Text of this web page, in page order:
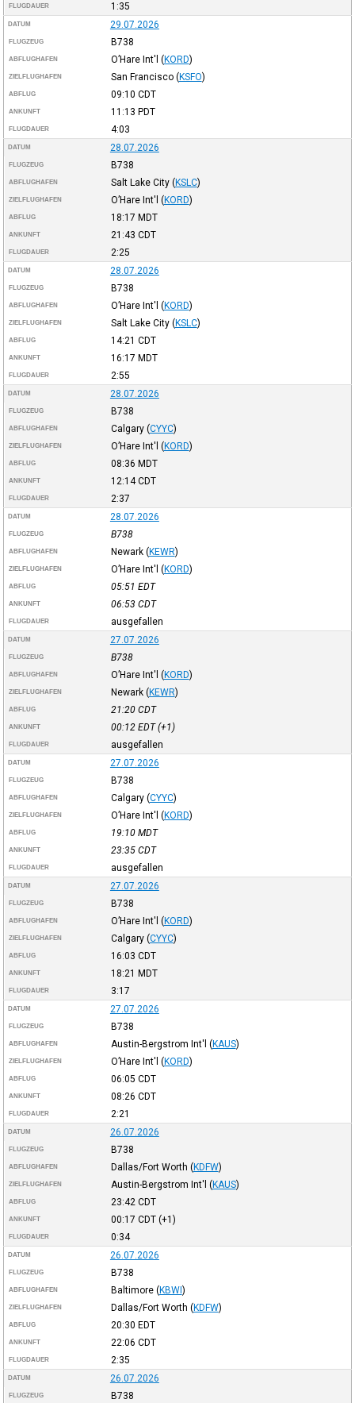
FLUGDAUER 1:35
DATUM 29.07.2026
FLUGZEUG B738
ABFLUGHAFEN O’Hare Int'l (KORD)
ZIELFLUGHAFEN San Francisco (KSFO)
ABFLUG 09:10 CDT
ANKUNFT 11:13 PDT
FLUGDAUER 4:03
DATUM 28.07.2026
FLUGZEUG B738
ABFLUGHAFEN Salt Lake City (KSLC)
ZIELFLUGHAFEN O’Hare Int'l (KORD)
ABFLUG 18:17 MDT
ANKUNFT 21:43 CDT
FLUGDAUER 2:25
DATUM 28.07.2026
FLUGZEUG B738
ABFLUGHAFEN O’Hare Int'l (KORD)
ZIELFLUGHAFEN Salt Lake City (KSLC)
ABFLUG 14:21 CDT
ANKUNFT 16:17 MDT
FLUGDAUER 2:55
DATUM 28.07.2026
FLUGZEUG B738
ABFLUGHAFEN Calgary (CYYC)
ZIELFLUGHAFEN O’Hare Int'l (KORD)
ABFLUG 08:36 MDT
ANKUNFT 12:14CDT
FLUGDAUER 2:37
DATUM 28.07.2026
FLUGZEUG B738
ABFLUGHAFEN Newark (KEWR)
ZIELFLUGHAFEN O’Hare Int'l (KORD)
ABFLUG 05:51 EDT
ANKUNFT 06:53 CDT
FLUGDAUER ausgefallen
DATUM 27.07.2026
FLUGZEUG B738
ABFLUGHAFEN O’Hare Int'l (KORD)
ZIELFLUGHAFEN Newark (KEWR)
ABFLUG 21:20 CDT
ANKUNFT 00:12 EDT(+1)
FLUGDAUER ausgefallen
DATUM 27.07.2026
FLUGZEUG B738
ABFLUGHAFEN Calgary (CYYC)
ZIELFLUGHAFEN O’Hare Int'l (KORD)
ABFLUG 19:10 MDT
ANKUNFT 23:35 CDT
FLUGDAUER ausgefallen
DATUM 27.07.2026
FLUGZEUG B738
ABFLUGHAFEN O’Hare Int'l (KORD)
ZIELFLUGHAFEN Calgary (CYYC)
ABFLUG 16:03 CDT
ANKUNFT 18:21 MDT
FLUGDAUER 3:17
DATUM 27.07.2026
FLUGZEUG B738
ABFLUGHAFEN Austin-Bergstrom Int'l (KAUS)
ZIELFLUGHAFEN O’Hare Int'l (KORD)
ABFLUG 06:05 CDT
ANKUNFT 08:26 CDT
FLUGDAUER 2:21
DATUM 26.07.2026
FLUGZEUG B738
ABFLUGHAFEN Dallas/Fort Worth (KDFW)
ZIELFLUGHAFEN Austin-Bergstrom Int'l (KAUS)
ABFLUG 23:42 CDT
ANKUNFT 00:17 CDT(+1)
FLUGDAUER 0:34
DATUM 26.07.2026
FLUGZEUG B738
ABFLUGHAFEN Baltimore (KBWI)
ZIELFLUGHAFEN Dallas/Fort Worth (KDFW)
ABFLUG 20:30 EDT
ANKUNFT 22:06 CDT
FLUGDAUER 2:35
DATUM 26.07.2026
FLUGZEUG B738